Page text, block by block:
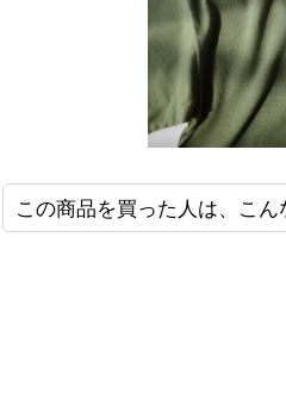
この商品を買った人は、こ